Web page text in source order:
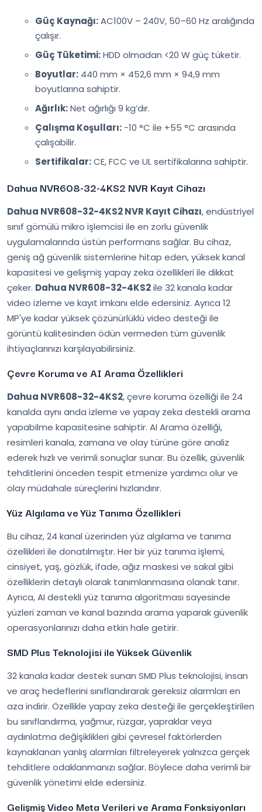
Güç Kaynağı:AC100V – 240V, 50–60 Hz aralığında
çalışır.
Güç Tüketimi:HDD olmadan <20 W güç tüketir.
Boyutlar: 440 mm × 452,6 mm × 94,9 mm
boyutlarına sahiptir.
Ağırlık:Net ağırlığı 9 kg’dır.
Çalışma Koşulları: -10 °C ile +55 °C arasında
çalışabilir.
Sertifikalar:CE, FCC ve UL sertifikalarına sahiptir.
Dahua NVR608-32-4KS2 NVR Kayıt Cihazı
Dahua NVR608-32-4KS2 NVR Kayıt Cihazı, endüstriyel
sınıf gömülü mikro işlemcisi ile en zorlu güvenlik
uygulamalarında üstün performans sağlar. Bu cihaz,
geniş ağ güvenlik sistemlerine hitap eden, yüksek kanal
kapasitesi ve gelişmiş yapay zeka özellikleri ile dikkat
çeker. Dahua NVR608-32-4KS2ile 32 kanala kadar
video izleme ve kayıt imkanı elde edersiniz. Ayrıca 12
MP'ye kadar yüksek çözünürlüklü video desteği ile
görüntü kalitesinden ödün vermeden tüm güvenlik
ihtiyaçlarınızı karşılayabilirsiniz.
Çevre Koruma ve AI Arama Özellikleri
Dahua NVR608-32-4KS2, çevre koruma özelliği ile 24
kanalda aynı anda izleme ve yapay zeka destekli arama
yapabilme kapasitesine sahiptir. AI Arama özelliği,
resimleri kanala, zamana ve olay türüne göre analiz
ederek hızlı ve verimli sonuçlar sunar. Bu özellik, güvenlik
tehditlerini önceden tespit etmenize yardımcı olur ve
olay müdahale süreçlerini hızlandırır.
Yüz Algılama ve Yüz Tanıma Özellikleri
Bu cihaz, 24 kanal üzerinden yüz algılama ve tanıma
özellikleri ile donatılmıştır. Her bir yüz tanıma işlemi,
cinsiyet, yaş, gözlük, ifade, ağız maskesi ve sakal gibi
özelliklerin detaylı olarak tanımlanmasına olanak tanır.
Ayrıca, AI destekli yüz tanıma algoritması sayesinde
yüzleri zaman ve kanal bazında arama yaparak güvenlik
operasyonlarınızı daha etkin hale getirir.
SMD Plus Teknolojisi ile Yüksek Güvenlik
32 kanala kadar destek sunan SMD Plus teknolojisi, insan
ve araç hedeflerini sınıflandırarak gereksiz alarmları en
aza indirir. Özellikle yapay zeka desteği ile gerçekleştirilen
bu sınıflandırma, yağmur, rüzgar, yapraklar veya
aydınlatma değişiklikleri gibi çevresel faktörlerden
kaynaklanan yanlış alarmları filtreleyerek yalnızca gerçek
tehditlere odaklanmanızı sağlar. Böylece daha verimli bir
güvenlik yönetimi elde edersiniz.
Gelişmiş Video Meta Verileri ve Arama Fonksiyonları